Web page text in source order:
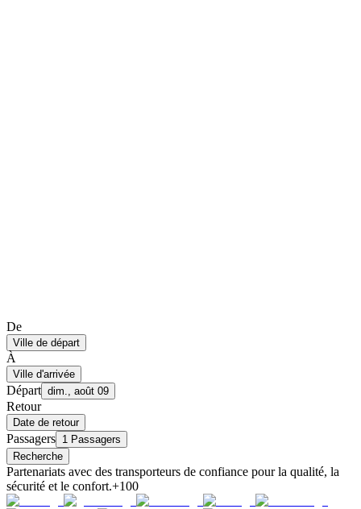
De
Ville de départ
À
Ville d'arrivée
Départ dim., août 09
Retour
Date de retour
Passagers 1 Passagers
Recherche
Partenariats avec des transporteurs de confiance pour la qualité, la
sécurité et le confort.+100